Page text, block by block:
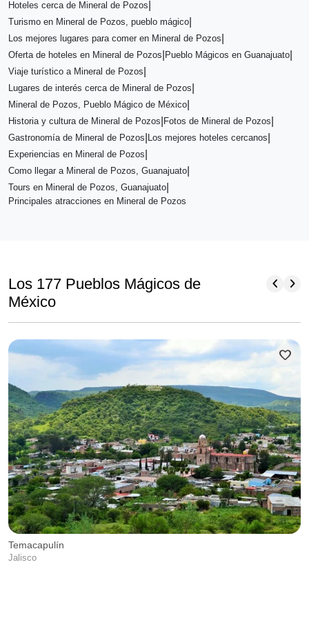
Hoteles cerca de Mineral de Pozos
Turismo en Mineral de Pozos, pueblo mágico
Los mejores lugares para comer en Mineral de Pozos
Oferta de hoteles en Mineral de Pozos Pueblo Mágicos en Guanajuato
Viaje turístico a Mineral de Pozos
Lugares de interés cerca de Mineral de Pozos
Mineral de Pozos, Pueblo Mágico de México
Historia y cultura de Mineral de Pozos Fotos de Mineral de Pozos
Gastronomía de Mineral de Pozos Los mejores hoteles cercanos
Experiencias en Mineral de Pozos
Como llegar a Mineral de Pozos, Guanajuato
Tours en Mineral de Pozos, Guanajuato
Principales atracciones en Mineral de Pozos
Los 177 Pueblos Mágicos de
México
chevron_left chevron_right
favorite
Temacapulín
Jalisco